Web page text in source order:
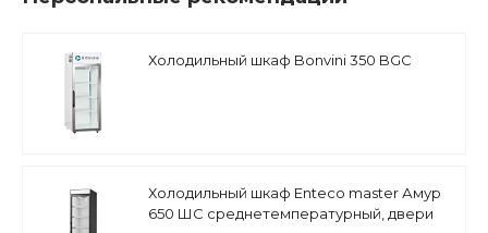
Холодильный шкаф Bonvini 350 BGC
Холодильный шкаф Enteco master Амур
650 ШС среднетемпературный, двери